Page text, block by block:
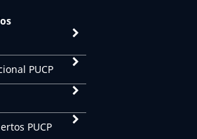
PUCP
PUCP